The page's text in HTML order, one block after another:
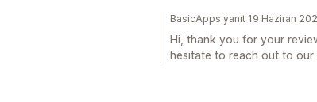
BasicApps yanıt 19 Haziran
Hi, thank you for your
hesitate to reach out to our